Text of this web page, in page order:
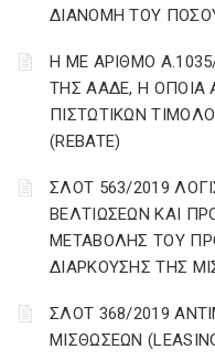
ΔΙΑΝΟΜΗ ΤΟΥ
Η ΜΕ ΑΡΙΘΜΟ
ΤΗΣ ΑΑΔΕ, Η ΟΠΟΙΑ
ΠΙΣΤΩΤΙΚΩΝ
(REBATE)
ΣΛΟΤ 563/2019
ΒΕΛΤΙΩΣΕΩΝ ΚΑΙ
ΜΕΤΑΒΟΛΗΣ ΤΟΥ
ΔΙΑΡΚΟΥΣΗΣ ΤΗΣ
ΣΛΟΤ 368/2019
ΜΙΣΘΩΣΕΩΝ